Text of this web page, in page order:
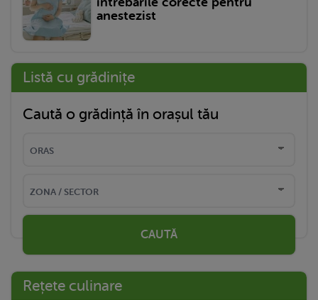
anestezist
Listă cu grădinițe
Caută o grădință în orașul tău
CAUTĂ
Rețete culinare